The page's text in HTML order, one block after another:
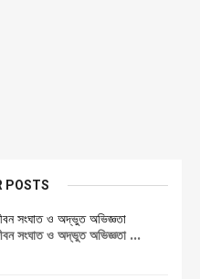
POSTS
সংঘাত ও অদ্ভুত অভিজ্ঞতা
সংঘাত ও অদ্ভুত অভিজ্ঞতা ...